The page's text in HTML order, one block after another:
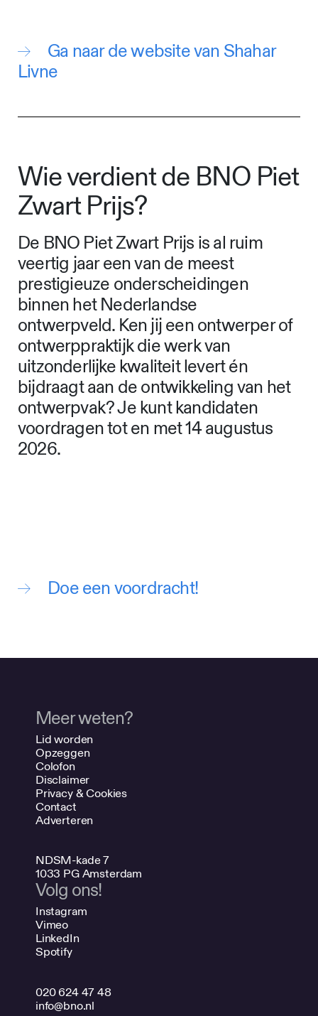
Ga naar de website van Shahar
Livne
Wie verdient de BNO Piet
Zwart Prijs?
De BNO Piet Zwart Prijs is al ruim
veertig jaar een van de meest
prestigieuze onderscheidingen
binnen het Nederlandse
ontwerpveld. Ken jij een ontwerper of
ontwerppraktijk die werk van
uitzonderlijke kwaliteit levert én
bijdraagt aan de ontwikkeling van het
ontwerpvak? Je kunt kandidaten
voordragen tot en met 14 augustus
2026.
Doe een voordracht!
Meer weten?
Lid worden
Opzeggen
Colofon
Disclaimer
Privacy & Cookies
Contact
Adverteren
NDSM-kade 7
1033 PG Amsterdam
Volg ons!
Instagram
Vimeo
LinkedIn
Spotify
020 624 47 48
info@bno.nl